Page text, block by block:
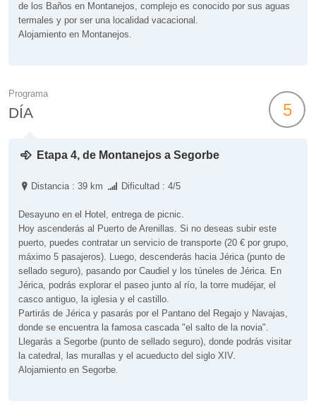
de los Baños en Montanejos, complejo es conocido por sus aguas
termales y por ser una localidad vacacional.
Alojamiento en Montanejos.
Programa
DÍA 5
Etapa 4, de Montanejos a Segorbe
Distancia : 39 km Dificultad : 4/5
Desayuno en el Hotel, entrega de picnic.
Hoy ascenderás al Puerto de Arenillas. Si no deseas subir este
puerto, puedes contratar un servicio de transporte (20 € por grupo,
máximo 5 pasajeros). Luego, descenderás hacia Jérica (punto de
sellado seguro), pasando por Caudiel y los túneles de Jérica. En
Jérica, podrás explorar el paseo junto al río, la torre mudéjar, el
casco antiguo, la iglesia y el castillo.
Partirás de Jérica y pasarás por el Pantano del Regajo y Navajas,
donde se encuentra la famosa cascada "el salto de la novia".
Llegarás a Segorbe (punto de sellado seguro), donde podrás visitar
la catedral, las murallas y el acueducto del siglo XIV.
Alojamiento en Segorbe.